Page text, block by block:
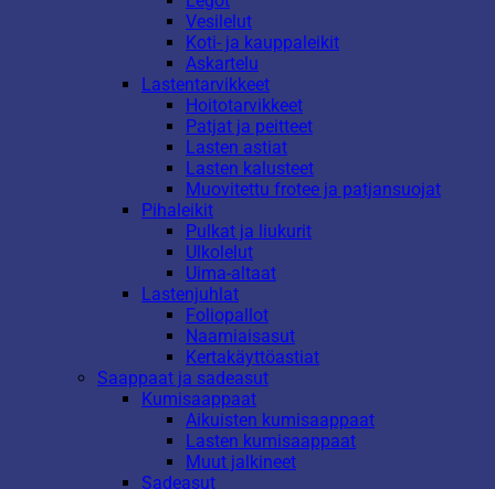
Vesilelut
Koti- ja kauppaleikit
Askartelu
Lastentarvikkeet
Hoitotarvikkeet
Patjat ja peitteet
Lasten astiat
Lasten kalusteet
Muovitettu frotee ja patjansuojat
Pihaleikit
Pulkat ja liukurit
Ulkolelut
Uima-altaat
Lastenjuhlat
Foliopallot
Naamiaisasut
Kertakäyttöastiat
Saappaat ja sadeasut
Kumisaappaat
Aikuisten kumisaappaat
Lasten kumisaappaat
Muut jalkineet
Sadeasut